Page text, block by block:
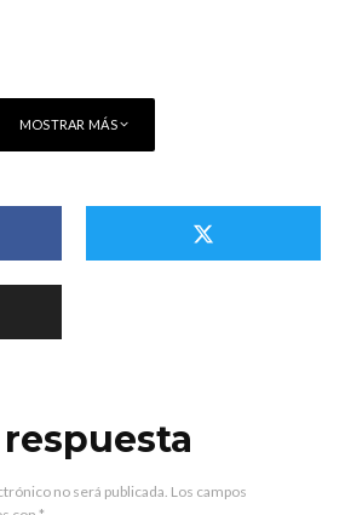
MOSTRAR MÁS
no será publicada. Los campos